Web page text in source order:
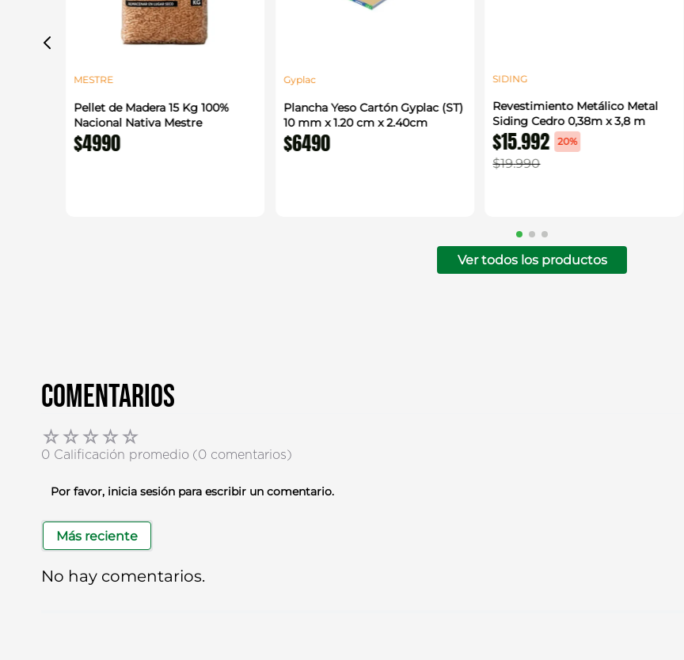
MESTRE
Pellet de Madera 15 Kg 100%
Nacional Nativa Mestre
$4990
Gyplac
Plancha Yeso Cartón Gyplac (ST)
10 mm x 1.20 cm x 2.40cm
$6490
SIDING
Revestimiento Metálico Metal
Siding Cedro 0,38m x 3,8 m
$15.992 20%
$19.990
Ver todos los productos
Comentarios
☆☆☆☆☆
0 Calificación promedio (0 comentarios)
Por favor, inicia sesión para escribir un comentario.
Más reciente
No hay comentarios.